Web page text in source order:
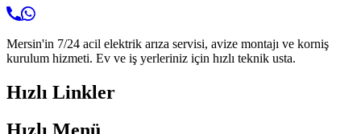
Mersin'in 7/24 acil elektrik arıza servisi, avize montajı ve korniş
kurulum hizmeti. Ev ve iş yerleriniz için hızlı teknik usta.
Hızlı Linkler
Hızlı Menü